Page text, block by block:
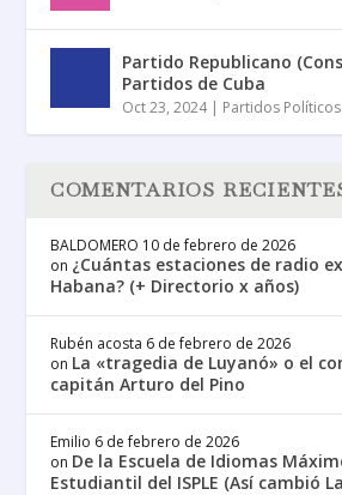
Partido Republicano
Partidos de Cuba
Oct 23, 2024| Partidos Políticos
COMENTARIOS
BALDOMERO 10 de febrero de 2026
on ¿Cuántas estaciones de radio
Habana? (+ Directorio x años)
Rubén acosta 6 de febrero de 2026
on La «tragedia de Luyanó» o el
capitán Arturo del Pino
Emilio 6 de febrero de 2026
on De la Escuela de Idiomas
Estudiantil del ISPLE (Así cambió